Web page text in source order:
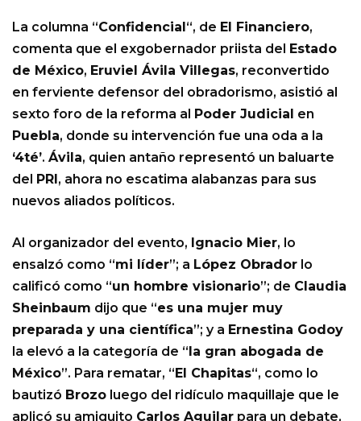
La columna “Confidencial“, de El Financiero,
comenta que el exgobernador priista del Estado
de México, Eruviel Ávila Villegas, reconvertido
en ferviente defensor del obradorismo, asistió al
sexto foro de la reforma al Poder Judicial en
Puebla, donde su intervención fue una oda a la
‘4té’. Ávila, quien antaño representó un baluarte
del PRI, ahora no escatima alabanzas para sus
nuevos aliados políticos.
Al organizador del evento, Ignacio Mier, lo
ensalzó como “mi líder”; a López Obrador lo
calificó como “un hombre visionario”; de Claudia
Sheinbaum dijo que “es una mujer muy
preparada y una científica”; y a Ernestina Godoy
la elevó a la categoría de “la gran abogada de
México”. Para rematar, “El Chapitas“, como lo
bautizó Brozo luego del ridículo maquillaje que le
aplicó su amiguito Carlos Aguilar para un debate,